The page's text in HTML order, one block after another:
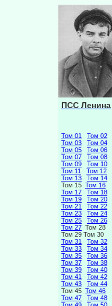
ПСС Ленина
Том 01
Том 02
Том 03
Том 04
Том 05
Том 06
Том 07
Том 08
Том 09
Том 10
Том 11
Том 12
Том 13
Том 14
Том 15 Том 16
Том 17
Том 18
Том 19
Том 20
Том 21
Том 22
Том 23
Том 24
Том 25
Том 26
Том 27 Том 28
Том 29 Том 30
Том 31
Том 32
Том 33
Том 34
Том 35
Том 36
Том 37
Том 38
Том 39
Том 40
Том 41
Том 42
Том 43
Том 44
Том 45 Том 46
Том 47
Том 48